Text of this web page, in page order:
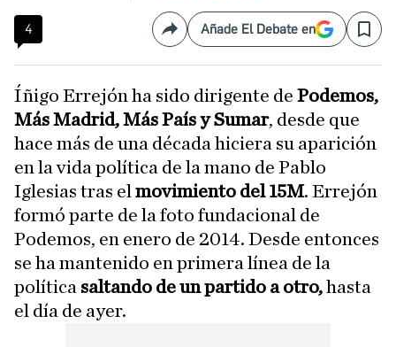
4 CompartirAñade El Debate en Save
Íñigo Errejón ha sido dirigente dePodemos,
Más Madrid, Más País y Sumar, desde que
hace más de una década hiciera su aparición
en la vida política de la mano de Pablo
Iglesias tras el movimiento del 15M. Errejón
formó parte de la foto fundacional de
Podemos, en enero de 2014. Desde entonces
se ha mantenido en primera línea de la
política saltando de un partido a otro,hasta
el día de ayer.